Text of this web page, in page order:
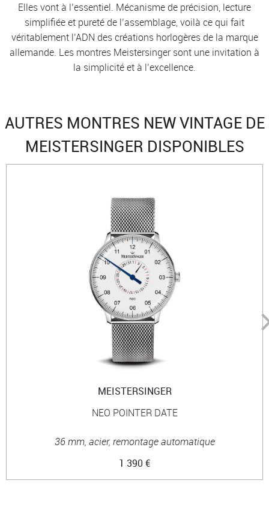
Elles vont à l’essentiel. Mécanisme de précision, lecture
simplifiée et pureté de l’assemblage, voilà ce qui fait
véritablement l’ADN des créations horlogères de la marque
allemande. Les montres Meistersinger sont une invitation à
la simplicité et à l’excellence.
AUTRES MONTRES NEW VINTAGE DE
MEISTERSINGER DISPONIBLES
MEISTERSINGER
NEO POINTER DATE
36 mm, acier, remontage automatique
1 390 €